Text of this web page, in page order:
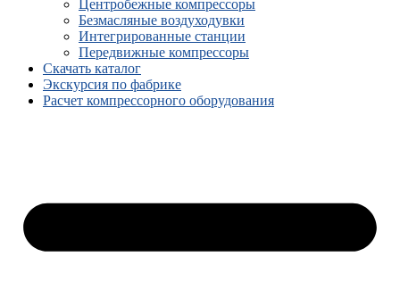
Центробежные компрессоры
Безмасляные воздуходувки
Интегрированные станции
Передвижные компрессоры
Скачать каталог
Экскурсия по фабрике
Расчет компрессорного оборудования